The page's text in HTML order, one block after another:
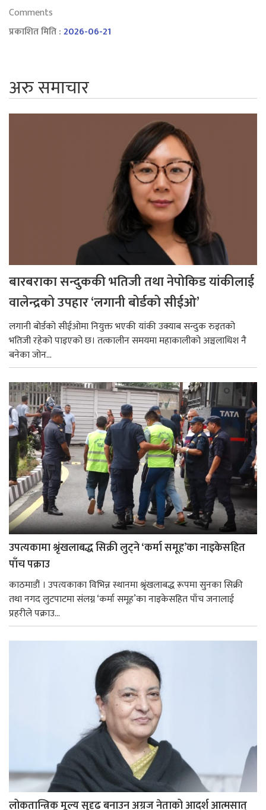
Comments
प्रकाशित मिति :2026-06-21
अरु समाचार
बारबराका सन्दुककी भतिजी तथा नेपोकिड यांकीलाई
वालेन्द्रको उपहार ‘लगानी बोर्डको सीईओ’
लगानी बोर्डको सीईओमा नियुक्त भएकी यांकी उक्याब सन्दुक रुइतको
भतिजी रहेको पाइएको छ। तत्कालीन समयमा महाकालीको अञ्चलाधिश नै
बनेका जोन...
उपत्यकामा श्रृंखलाबद्ध सिक्री लुट्ने ‘कर्मा समूह’का नाइकेसहित
पाँच पक्राउ
काठमाडौं । उपत्यकाका विभिन्न स्थानमा श्रृंखलाबद्ध रूपमा सुनका सिक्री
तथा नगद लुटपाटमा संलग्न ‘कर्मा समूह’का नाइकेसहित पाँच जनालाई
प्रहरीले पक्राउ...
लोकतान्त्रिक मूल्य सुदृढ बनाउन अग्रज नेताको आदर्श आत्मसात्